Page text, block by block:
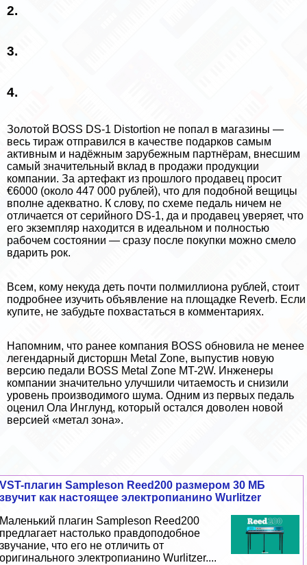
2.
3.
4.
Золотой BOSS DS-1 Distortion не попал в магазины —
весь тираж отправился в качестве подарков самым
активным и надёжным зарубежным партнёрам, внесшим
самый значительный вклад в продажи продукции
компании. За артефакт из прошлого продавец просит
€6000 (около 447 000 рублей), что для подобной вещицы
вполне адекватно. К слову, по схеме педаль ничем не
отличается от серийного DS-1, да и продавец уверяет, что
его экземпляр находится в идеальном и полностью
рабочем состоянии — сразу после покупки можно смело
вдарить рок.
Всем, кому некуда деть почти полмиллиона рублей, стоит
подробнее изучить объявление на площадке Reverb. Если
купите, не забудьте похвастаться в комментариях.
Напомним, что ранее компания BOSS обновила не менее
легендарный дисторшн Metal Zone, выпустив новую
версию педали BOSS Metal Zone MT-2W. Инженеры
компании значительно улучшили читаемость и снизили
уровень производимого шума. Одним из первых педаль
оценил Ола Инглунд, который остался доволен новой
версией «метал зона».
VST-плагин Sampleson Reed200 размером 30 МБ
звучит как настоящее электропианино Wurlitzer
Маленький плагин Sampleson Reed200
предлагает настолько правдоподобное
звучание, что его не отличить от
оригинального электропианино Wurlitzer....